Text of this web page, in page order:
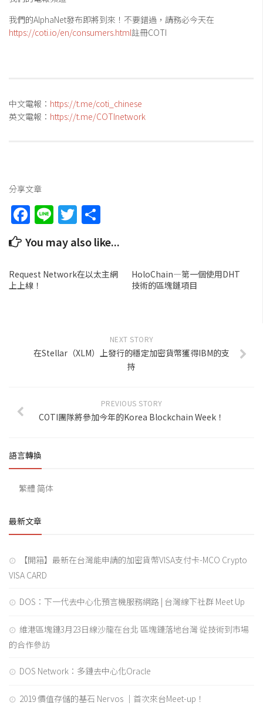
我們的AlphaNet發布即將到來！不要錯過，請務必今天在
https://coti.io/en/consumers.html註冊COTI
中文電報： https://t.me/coti_chinese
英文電報： https://t.me/COTInetwork
分享文章
Facebook
LineTwitter
You may also like...
Request Network在以太主網
上上線！
HoloChain—第一個使用DHT
技術的區塊鏈項目
NEXT STORY
在Stellar（XLM）上發行的穩定加密貨幣獲得IBM的支
持
PREVIOUS STORY
COTI團隊將參加今年的Korea Blockchain Week！
語言轉換
繁體 简体
最新文章
【開箱】最新在台灣能申請的加密貨幣VISA支付卡-MCO Crypto
VISA CARD
DOS：下一代去中心化預言機服務網路 | 台灣線下社群 Meet Up
維港區塊鏈3月23日線沙龍在台北 區塊鏈落地台灣 從技術到市場
的合作參訪
DOS Network：多鏈去中心化Oracle
2019 價值存儲的基石 Nervos ｜首次來台Meet-up！